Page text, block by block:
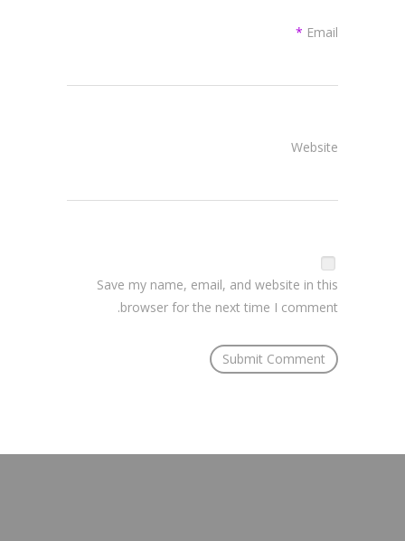
Email
*
Website
Save my name, email, and website in this
browser for the next time I comment.